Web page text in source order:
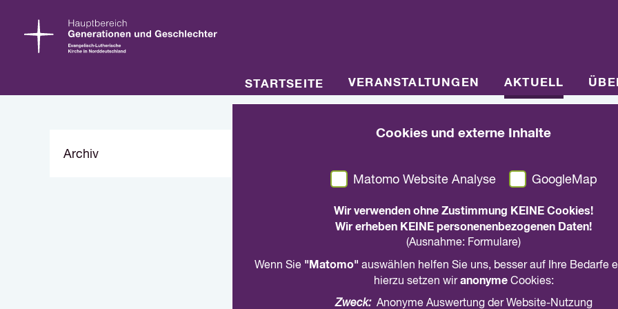
STARTSEITE VERANSTALTUNGEN AKTUELL
Archiv
29. März 2021
Juleica digital
Die digitalen Juleica-Module wurden erweitert
drucken
Cookies und externe Inhalte
Matomo Website Analyse GoogleMap
Wir verwenden ohne Zustimmung KEINE Cookies!
Wir erheben KEINE personenenbezogenen Daten!
(Ausnahme: Formulare)
Wenn Sie "Matomo" auswählen helfen Sie uns, besser auf Ihre Bedarfe
hierzu setzen wiranonyme Cookies:
Zweck: Anonyme Auswertung der Website-Nutzung